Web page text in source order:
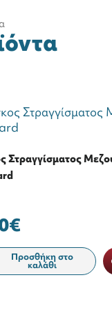
Στραγγίσματος
Προσθήκη στο
καλάθι